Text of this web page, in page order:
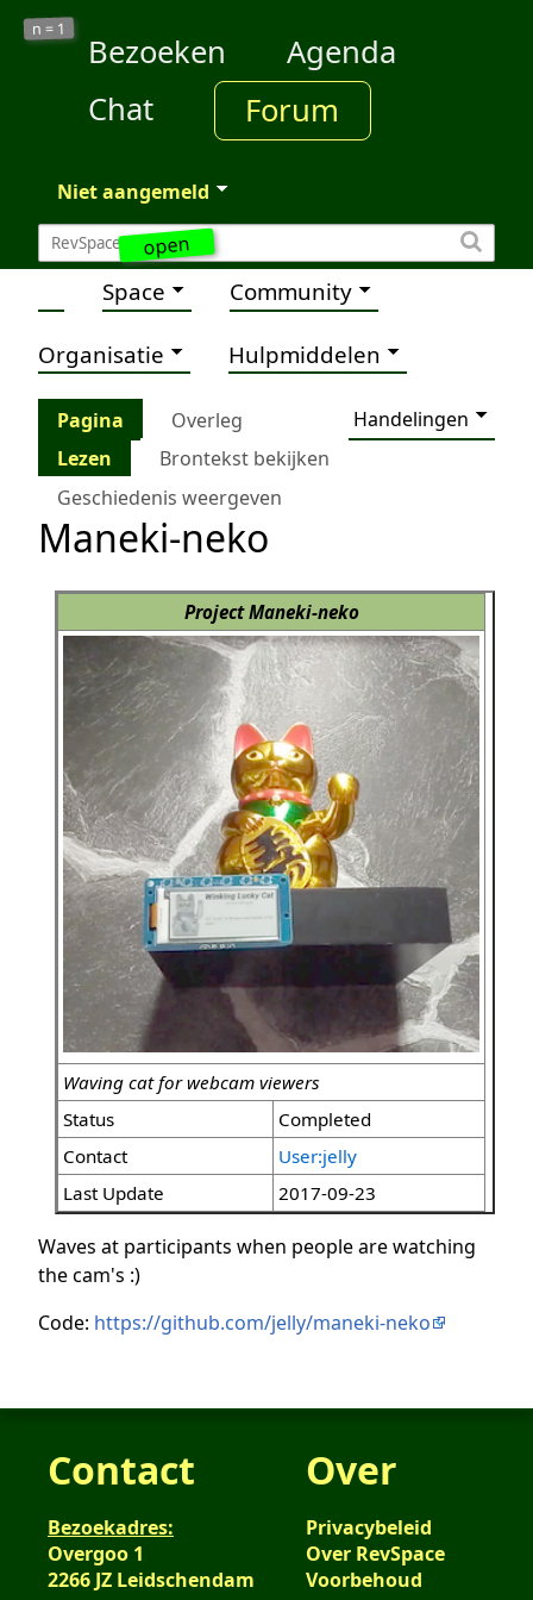
open
n = 1
Bezoeken
Agenda
Chat
Forum
Niet aangemeld
Space Community
Organisatie Hulpmiddelen
Pagina Overleg
Handelingen
Lezen
Brontekst bekijken
Geschiedenis weergeven
Maneki-neko
Project Maneki-neko
Waving cat for webcam viewers
Status
Completed
Contact
User:jelly
Last Update
2017-09-23
Waves at participants when people are watching
the cam's :)
Code: https://github.com/jelly/maneki-neko
Contact
Bezoekadres:
Overgoo 1
2266 JZ Leidschendam
Over
Privacybeleid
Over RevSpace
Voorbehoud